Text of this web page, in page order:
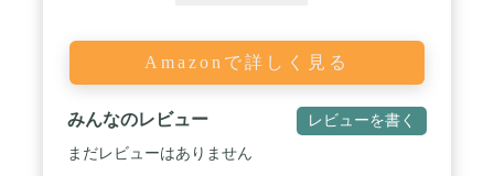
Amazonで詳しく見る
みんなのレビュー レビューを書く
まだレビューはありません